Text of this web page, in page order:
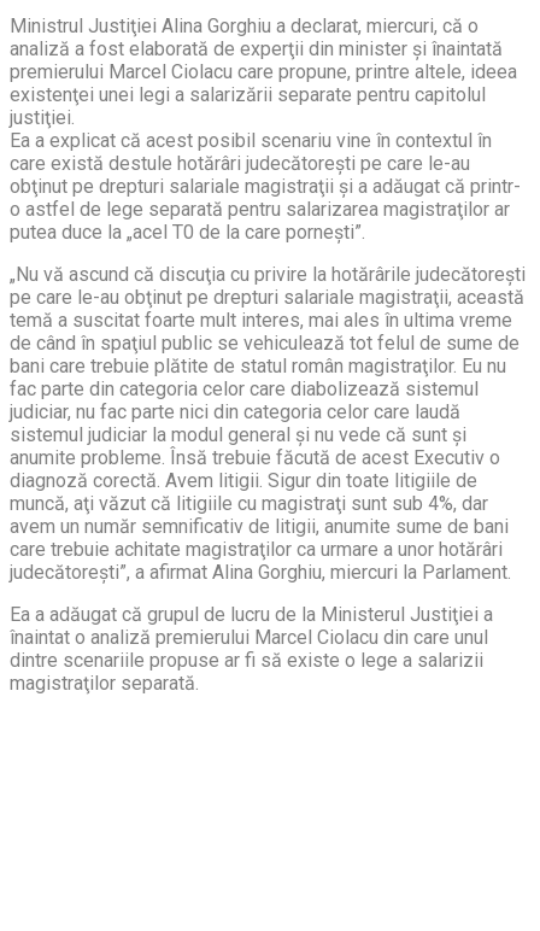
Ministrul Justiţiei Alina Gorghiu a declarat, miercuri, că o
analiză a fost elaborată de experţii din minister şi înaintată
premierului Marcel Ciolacu care propune, printre altele, ideea
existenţei unei legi a salarizării separate pentru capitolul
justiţiei.
Ea a explicat că acest posibil scenariu vine în contextul în
care există destule hotărâri judecătoreşti pe care le-au
obţinut pe drepturi salariale magistraţii şi a adăugat că printr-
o astfel de lege separată pentru salarizarea magistraţilor ar
putea duce la „acel T0 de la care porneşti”.
„Nu vă ascund că discuţia cu privire la hotărârile judecătoreşti
pe care le-au obţinut pe drepturi salariale magistraţii, această
temă a suscitat foarte mult interes, mai ales în ultima vreme
de când în spaţiul public se vehiculează tot felul de sume de
bani care trebuie plătite de statul român magistraţilor. Eu nu
fac parte din categoria celor care diabolizează sistemul
judiciar, nu fac parte nici din categoria celor care laudă
sistemul judiciar la modul general şi nu vede că sunt şi
anumite probleme. Însă trebuie făcută de acest Executiv o
diagnoză corectă. Avem litigii. Sigur din toate litigiile de
muncă, aţi văzut că litigiile cu magistraţi sunt sub 4%, dar
avem un număr semnificativ de litigii, anumite sume de bani
care trebuie achitate magistraţilor ca urmare a unor hotărâri
judecătoreşti”, a afirmat Alina Gorghiu, miercuri la Parlament.
Ea a adăugat că grupul de lucru de la Ministerul Justiţiei a
înaintat o analiză premierului Marcel Ciolacu din care unul
dintre scenariile propuse ar fi să existe o lege a salarizii
magistraţilor separată.